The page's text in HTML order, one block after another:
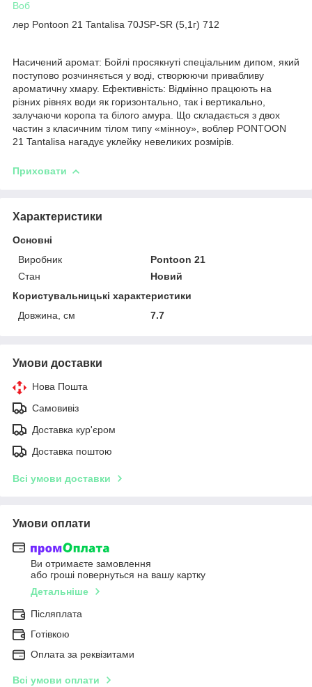
Воб
лер Pontoon 21 Tantalisa 70JSP-SR (5,1г) 712
Насичений аромат: Бойлі просякнуті спеціальним дипом, який
поступово розчиняється у воді, створюючи привабливу
ароматичну хмару. Ефективність: Відмінно працюють на
різних рівнях води як горизонтально, так і вертикально,
залучаючи коропа та білого амура. Що складається з двох
частин з класичним тілом типу «мінноу», воблер PONTOON
21 Tantalisa нагадує уклейку невеликих розмірів.
Приховати
Характеристики
Основні
Виробник
Pontoon 21
Стан
Новий
Користувальницькі характеристики
Довжина, см
7.7
Умови доставки
Нова Пошта
Самовивіз
Доставка кур'єром
Доставка поштою
Всі умови доставки
Умови оплати
Ви отримаєте замовлення
або гроші повернуться на вашу картку
Детальніше
Післяплата
Готівкою
Оплата за реквізитами
Всі умови оплати